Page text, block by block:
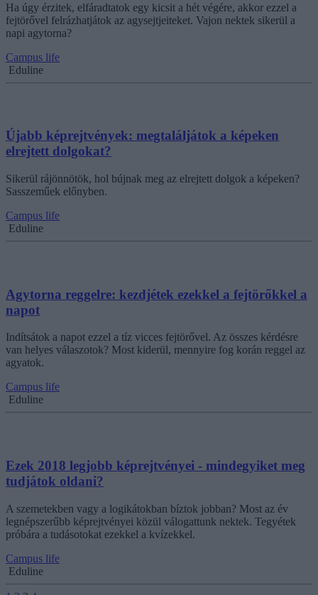
Ha úgy érzitek, elfáradtatok egy kicsit a hét végére, akkor ezzel a
fejtörővel felrázhatjátok az agysejtjeiteket. Vajon nektek sikerül a
napi agytorna?
Campus life
Eduline
Újabb képrejtvények: megtaláljátok a képeken
elrejtett dolgokat?
Sikerül rájönnötök, hol bújnak meg az elrejtett dolgok a képeken?
Sasszeműek előnyben.
Campus life
Eduline
Agytorna reggelre: kezdjétek ezekkel a fejtörőkkel a
napot
Indítsátok a napot ezzel a tíz vicces fejtörővel. Az összes kérdésre
van helyes válaszotok? Most kiderül, mennyire fog korán reggel az
agyatok.
Campus life
Eduline
Ezek 2018 legjobb képrejtvényei - mindegyiket meg
tudjátok oldani?
A szemetekben vagy a logikátokban bíztok jobban? Most az év
legnépszerűbb képrejtvényei közül válogattunk nektek. Tegyétek
próbára a tudásotokat ezekkel a kvízekkel.
Campus life
Eduline